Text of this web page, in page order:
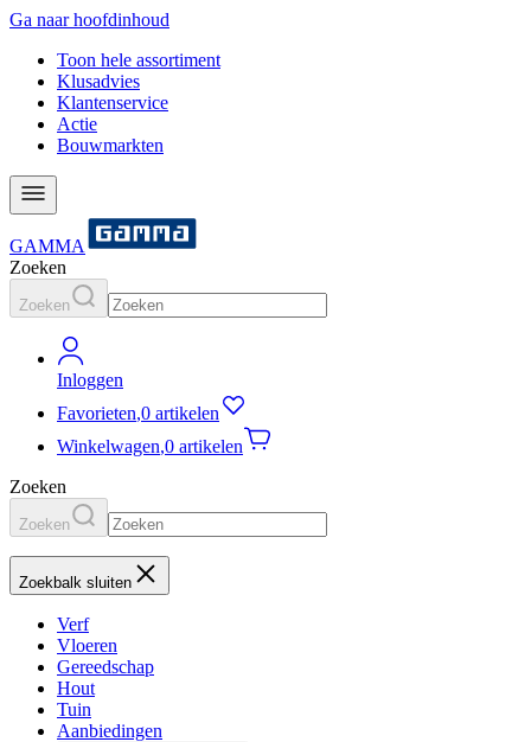
Ga naar hoofdinhoud
Toon hele assortiment
Klusadvies
Klantenservice
Actie
Bouwmarkten
GAMMA
Zoeken
Zoeken
Inloggen
Favorieten,0 artikelen
Winkelwagen,0 artikelen
Zoeken
Zoeken
Zoekbalk sluiten
Verf
Vloeren
Gereedschap
Hout
Tuin
Aanbiedingen